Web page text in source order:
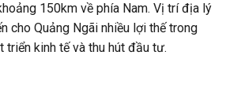
150km về phía Nam. Vị trí địa lý
cho Quảng Ngãi nhiều lợi thế trong
triển kinh tế và thu hút đầu tư.